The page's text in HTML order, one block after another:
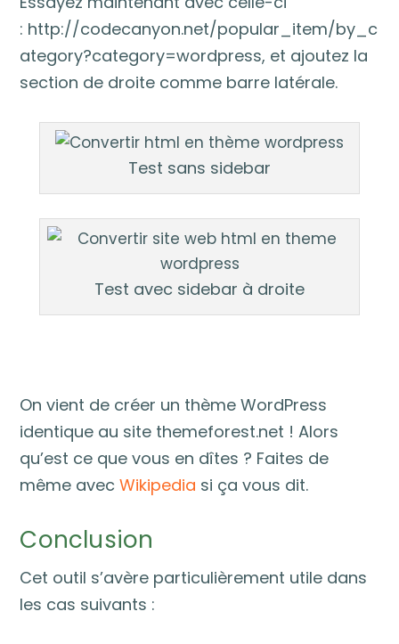
: http://codecanyon.net/popular_item/by_c
ategory?category=wordpress, et ajoutez la
section de droite comme barre latérale.
Test sans sidebar
Test avec sidebar à droite
On vient de créer un thème WordPress
identique au site themeforest.net ! Alors
qu’est ce que vous en dîtes ? Faites de
même avecWikipedia si ça vous dit.
Conclusion
Cet outil s’avère particulièrement utile dans
les cas suivants :